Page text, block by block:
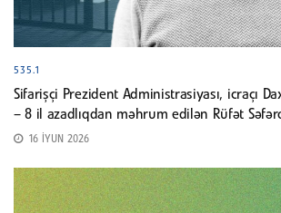
535.1
Sifarişçi Prezident Administrasiyası, icraçı
– 8 il azadlıqdan məhrum edilən Rüfət
16 İYUN 2026